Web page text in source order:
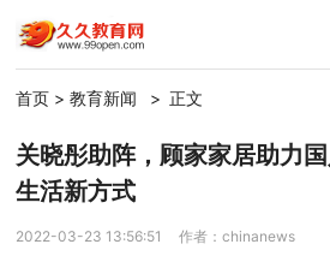
首页 >教育新闻 > 正文
关晓彤助阵，顾家家居助力
生活新方式
2022-03-23 13:56:51 作者：chinanews